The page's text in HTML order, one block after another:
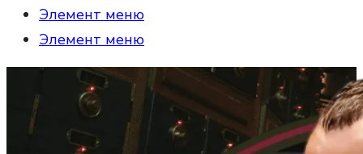
Элемент меню
Элемент меню